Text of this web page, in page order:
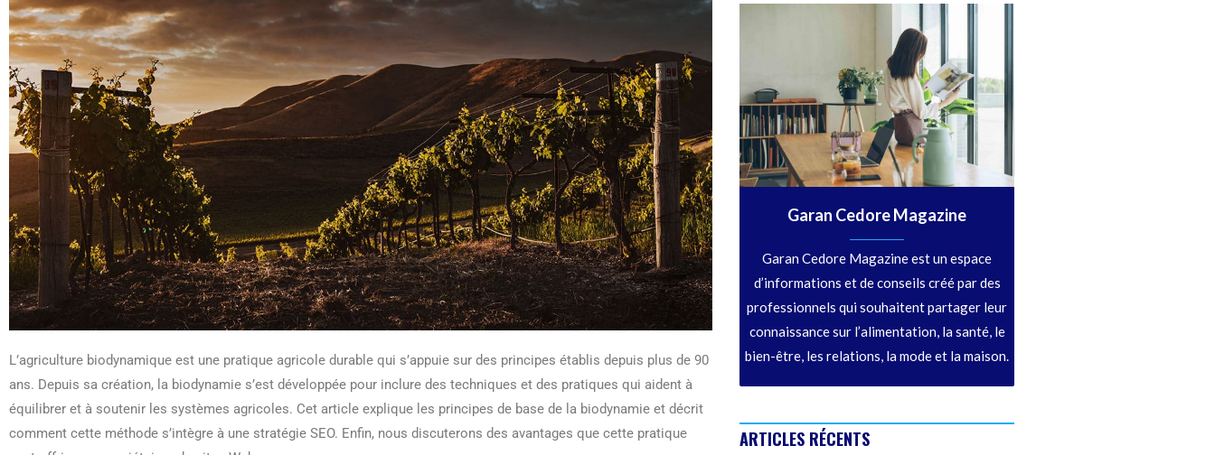
L’agriculture biodynamique est une pratique agricole durable qui s’appuie sur des principes établis depuis plus de 90
ans. Depuis sa création, la biodynamie s’est développée pour inclure des techniques et des pratiques qui aident à
équilibrer et à soutenir les systèmes agricoles. Cet article explique les principes de base de la biodynamie et décrit
comment cette méthode s’intègre à une stratégie SEO. Enfin, nous discuterons des avantages que cette pratique
Garan Cedore Magazine
Garan Cedore Magazine est un espace
d’informations et de conseils créé par des
professionnels qui souhaitent partager leur
connaissance sur l’alimentation, la santé, le
bien-être, les relations, la mode et la maison.
ARTICLES RÉCENTS